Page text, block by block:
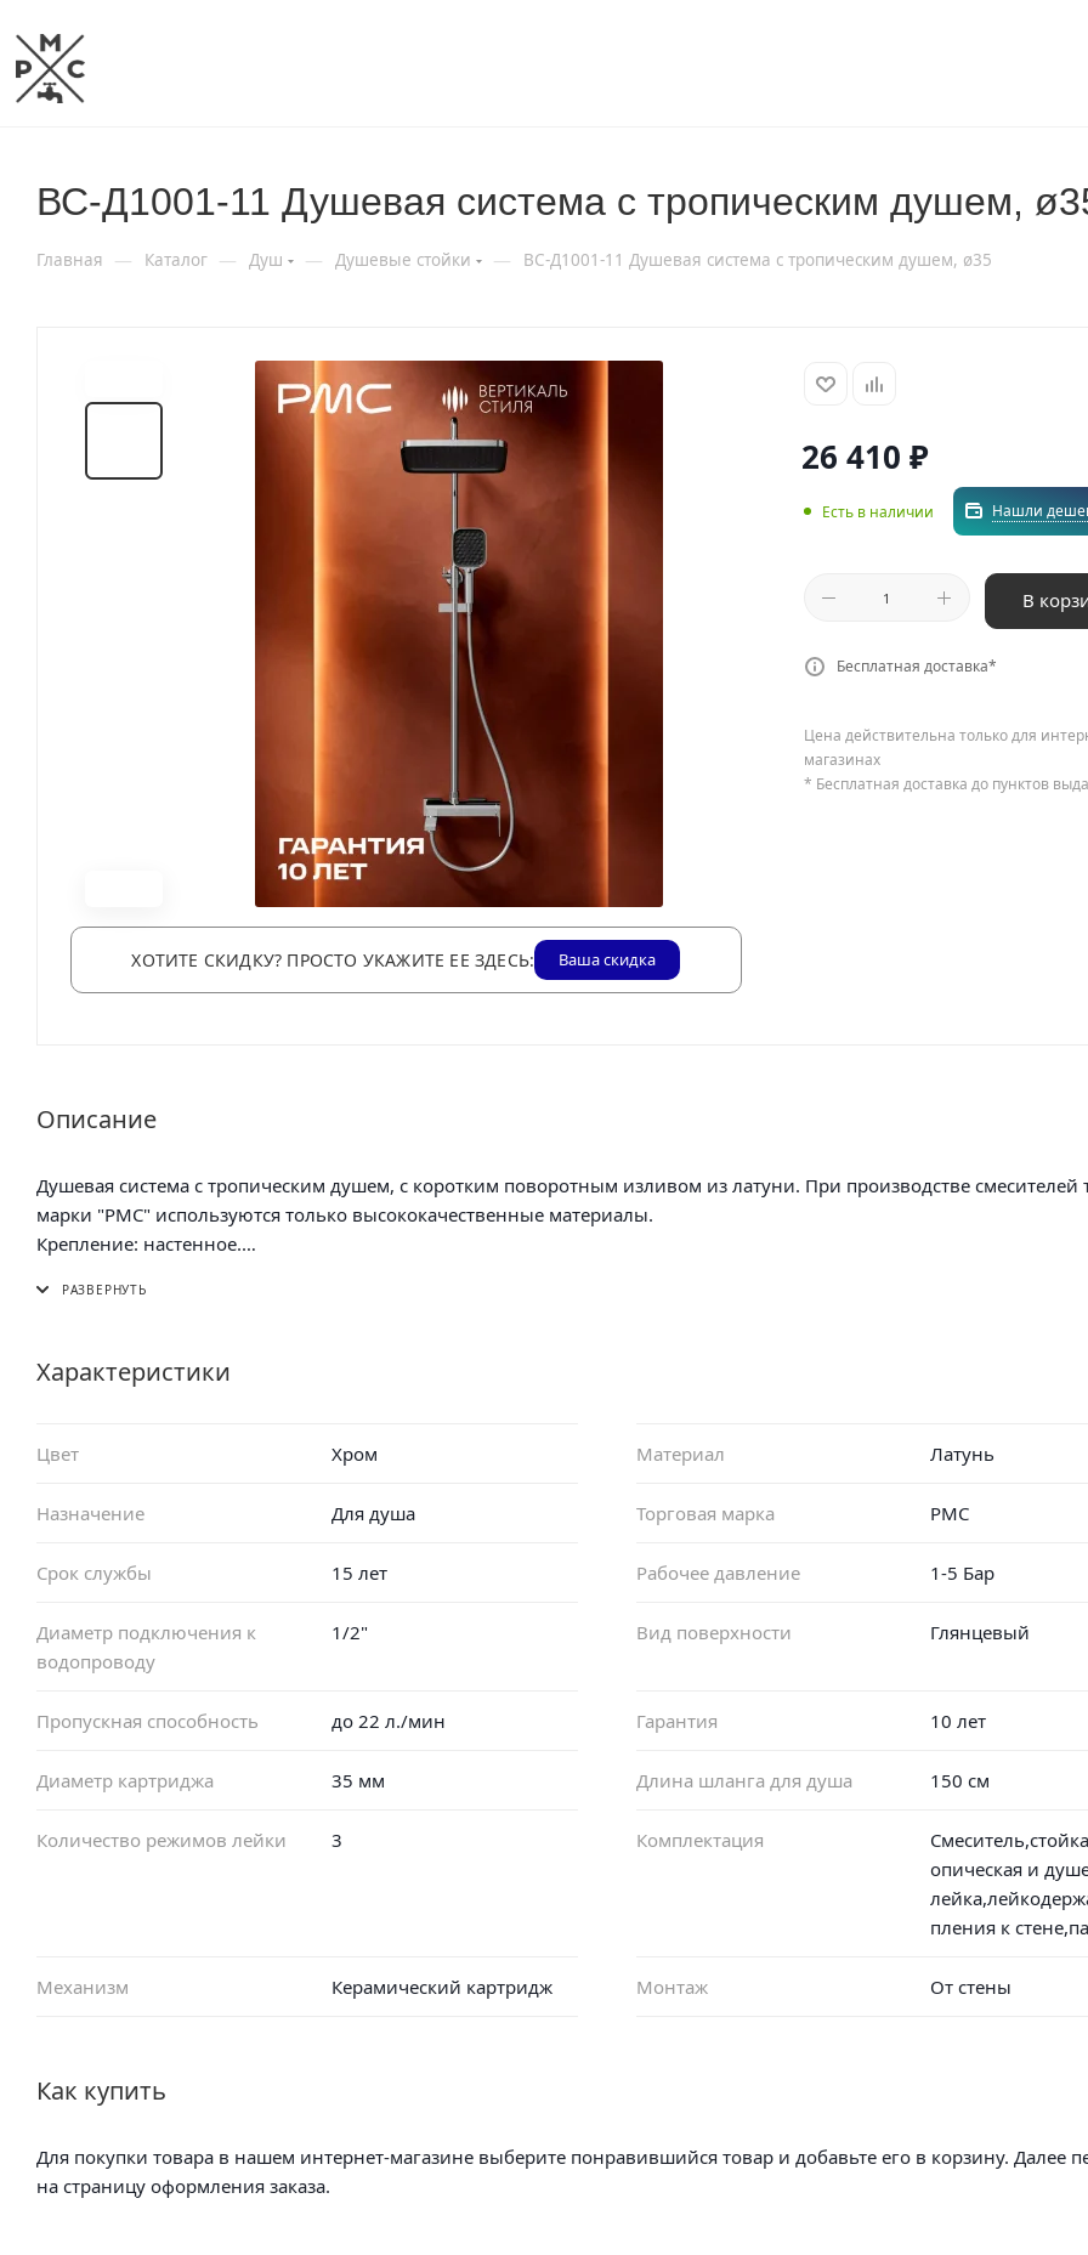
ВС-Д1001-11 Душевая система с тропическим душем,
Главная — Каталог — Душ — Душевые стойки — ВС-Д1001-11 Душевая система с тропическим душем, ø35
ХОТИТЕ СКИДКУ? ПРОСТО УКАЖИТЕ ЕЕ ЗДЕСЬ: Ваша скидка
26 410 ₽
Есть в наличии Нашли
В
Бесплатная доставка*
Цена действительна только для
магазинах
* Бесплатная доставка до пунктов
Описание
Душевая система с тропическим душем, с коротким поворотным изливом из латуни. При производстве смесителей
марки "РМС" используются только высококачественные
Крепление: настенное.
Характеристики
Цвет Хром Материал Латунь
Назначение Для душа Торговая марка РМС
Срок службы 15 лет Рабочее давление 1-5 Бар
Диаметр подключения к
водопроводу
1/2" Вид поверхности Глянцевый
Пропускная способность до 22 л./мин Гарантия 10 лет
Диаметр картриджа 35 мм Длина шланга для душа 150 см
Количество режимов лейки 3 Комплектация
опическая и
пления к
Механизм Керамический картридж Монтаж От стены
Как купить
Для покупки товара в нашем интернет-магазине выберите понравившийся товар и добавьте его в корзину. Далее
на страницу оформления заказа.